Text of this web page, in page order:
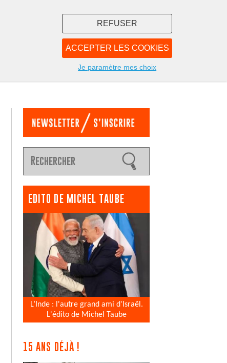
ACCEPTER LES COOKIES
REFUSER
Je paramètre mes choix
NOUS
EDITO DE MICHEL TAUBE
L’Inde : l'autre grand ami d'Israël.
L'édito de Michel Taube
15 ANS DÉJÀ !